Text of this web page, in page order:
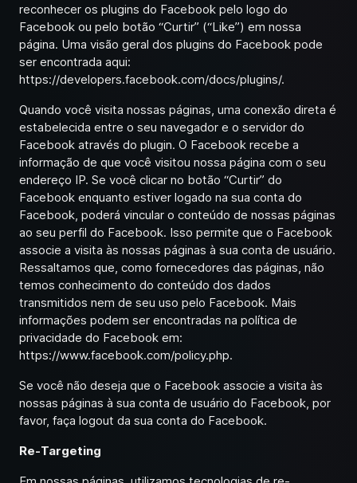
reconhecer os plugins do Facebook pelo logo do
Facebook ou pelo botão “Curtir” (“Like”) em nossa
página. Uma visão geral dos plugins do Facebook pode
ser encontrada aqui:
https://developers.facebook.com/docs/plugins/.
Quando você visita nossas páginas, uma conexão direta é
estabelecida entre o seu navegador e o servidor do
Facebook através do plugin. O Facebook recebe a
informação de que você visitou nossa página com o seu
endereço IP. Se você clicar no botão “Curtir” do
Facebook enquanto estiver logado na sua conta do
Facebook, poderá vincular o conteúdo de nossas páginas
ao seu perfil do Facebook. Isso permite que o Facebook
associe a visita às nossas páginas à sua conta de usuário.
Ressaltamos que, como fornecedores das páginas, não
temos conhecimento do conteúdo dos dados
transmitidos nem de seu uso pelo Facebook. Mais
informações podem ser encontradas na política de
privacidade do Facebook em:
https://www.facebook.com/policy.php.
Se você não deseja que o Facebook associe a visita às
nossas páginas à sua conta de usuário do Facebook, por
favor, faça logout da sua conta do Facebook.
Re-Targeting